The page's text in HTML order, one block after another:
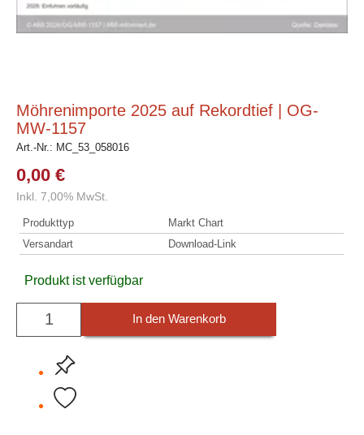
Möhrenimporte 2025 auf Rekordtief | OG-
MW-1157
Art.-Nr.: MC_53_058016
0,00 €
Inkl. 7,00% MwSt.
Produkttyp
Markt Chart
Versandart
Download-Link
Produkt ist verfügbar
In den Warenkorb